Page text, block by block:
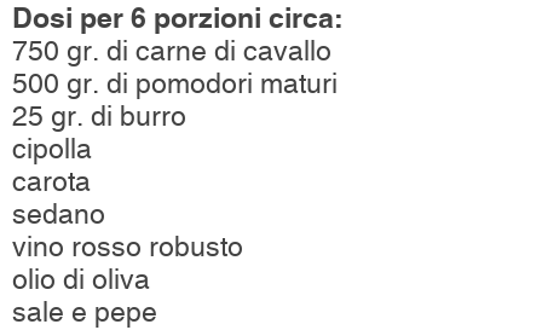
Dosi per 6 porzioni circa:
750 gr. di carne di cavallo
500 gr. di pomodori maturi
25 gr. di burro
cipolla
carota
sedano
vino rosso robusto
olio di oliva
sale e pepe